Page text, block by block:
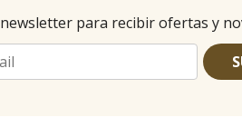
para recibir ofertas y